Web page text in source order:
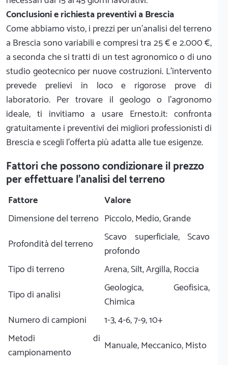
Conclusioni e richiesta preventivi a Brescia
Come abbiamo visto, i prezzi per un'analisi del terreno
a Brescia sono variabili e compresi tra 25 € e 2.000 €,
a seconda che si tratti di un test agronomico o di uno
studio geotecnico per nuove costruzioni. L'intervento
prevede prelievi in loco e rigorose prove di
laboratorio. Per trovare il geologo o l'agronomo
ideale, ti invitiamo a usare Ernesto.it: confronta
gratuitamente i preventivi dei migliori professionisti di
Brescia e scegli l'offerta più adatta alle tue esigenze.
Fattori che possono condizionare il prezzo
per effettuare l'analisi del terreno
Fattore
Valore
Dimensione del terreno Piccolo, Medio, Grande
Profondità del terreno
Scavo superficiale, Scavo
profondo
Tipo di terreno
Arena, Silt, Argilla, Roccia
Tipo di analisi
Geologica, Geofisica,
Chimica
Numero di campioni
1-3, 4-6, 7-9, 10+
Metodi di
campionamento
Manuale, Meccanico, Misto